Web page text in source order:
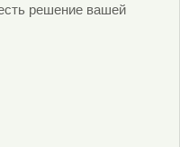
решение вашей